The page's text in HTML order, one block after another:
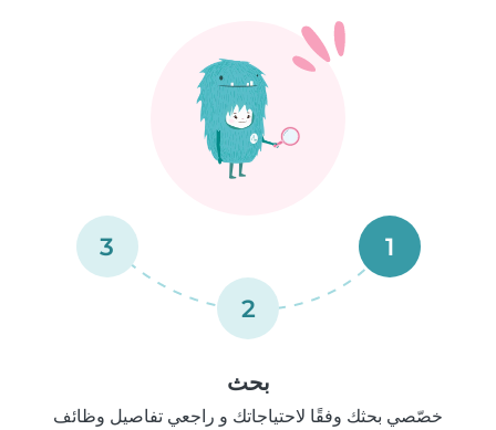
1
2
3
بحث
خصّصي بحثك وفقًا لاحتياجاتك و راجعي تفاصيل وظائف